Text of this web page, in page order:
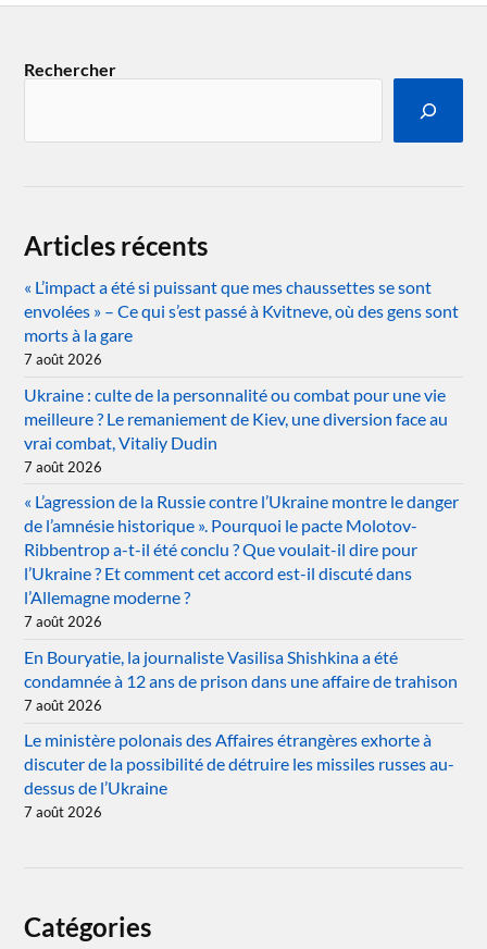
Rechercher
Articles récents
« L’impact a été si puissant que mes chaussettes se sont
envolées » – Ce qui s’est passé à Kvitneve, où des gens sont
morts à la gare
7 août 2026
Ukraine : culte de la personnalité ou combat pour une vie
meilleure ? Le remaniement de Kiev, une diversion face au
vrai combat, Vitaliy Dudin
7 août 2026
« L’agression de la Russie contre l’Ukraine montre le danger
de l’amnésie historique ». Pourquoi le pacte Molotov-
Ribbentrop a-t-il été conclu ? Que voulait-il dire pour
l’Ukraine ? Et comment cet accord est-il discuté dans
l’Allemagne moderne ?
7 août 2026
En Bouryatie, la journaliste Vasilisa Shishkina a été
condamnée à 12 ans de prison dans une affaire de trahison
7 août 2026
Le ministère polonais des Affaires étrangères exhorte à
discuter de la possibilité de détruire les missiles russes au-
dessus de l’Ukraine
7 août 2026
Catégories